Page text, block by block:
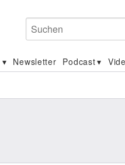
Suchen
Newsletter Podcast